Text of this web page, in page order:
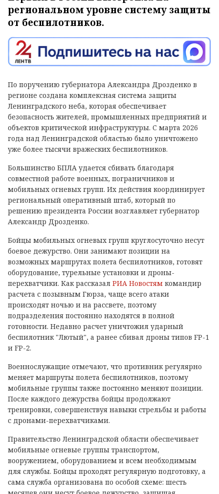
региональном уровне систему защиты
от беспилотников.
По поручению губернатора Александра Дрозденко в
регионе создана комплексная система защиты
Ленинградского неба, которая обеспечивает
безопасность жителей, промышленных предприятий и
объектов критической инфраструктуры. С марта 2026
года над Ленинградской областью было уничтожено
уже более тысячи вражеских беспилотников.
Большинство БПЛА удается сбивать благодаря
совместной работе военных, пограничников и
мобильных огневых групп. Их действия координирует
региональный оперативный штаб, который по
решению президента России возглавляет губернатор
Александр Дрозденко.
Бойцы мобильных огневых групп круглосуточно несут
боевое дежурство. Они занимают позиции на
возможных маршрутах полета беспилотников, готовят
оборудование, турельные установки и дроны-
перехватчики. Как рассказал РИА Новостям командир
расчета с позывным Гюрза, чаще всего атаки
происходят ночью и на рассвете, поэтому
подразделения постоянно находятся в полной
готовности. Недавно расчет уничтожил ударный
беспилотник "Лютый", а ранее сбивал дроны типов FP-1
и FP-2.
Военнослужащие отмечают, что противник регулярно
меняет маршруты полета беспилотников, поэтому
мобильные группы также постоянно меняют позиции.
После каждого дежурства бойцы продолжают
тренировки, совершенствуя навыки стрельбы и работы
с дронами-перехватчиками.
Правительство Ленинградской области обеспечивает
мобильные огневые группы транспортом,
вооружением, оборудованием и всем необходимым
для службы. Бойцы проходят регулярную подготовку, а
сама служба организована по особой схеме: шесть